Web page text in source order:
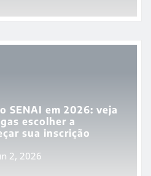
SENAI em 2026: veja
escolher a
sua inscrição
2, 2026